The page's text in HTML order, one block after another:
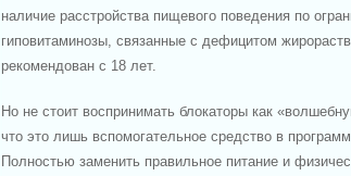
наличие расстройства пищевого поведения по
гиповитаминозы, связанные с дефицитом
рекомендован с 18 лет.
Но не стоит воспринимать блокаторы как
что это лишь вспомогательное средство в
Полностью заменить правильное питание и